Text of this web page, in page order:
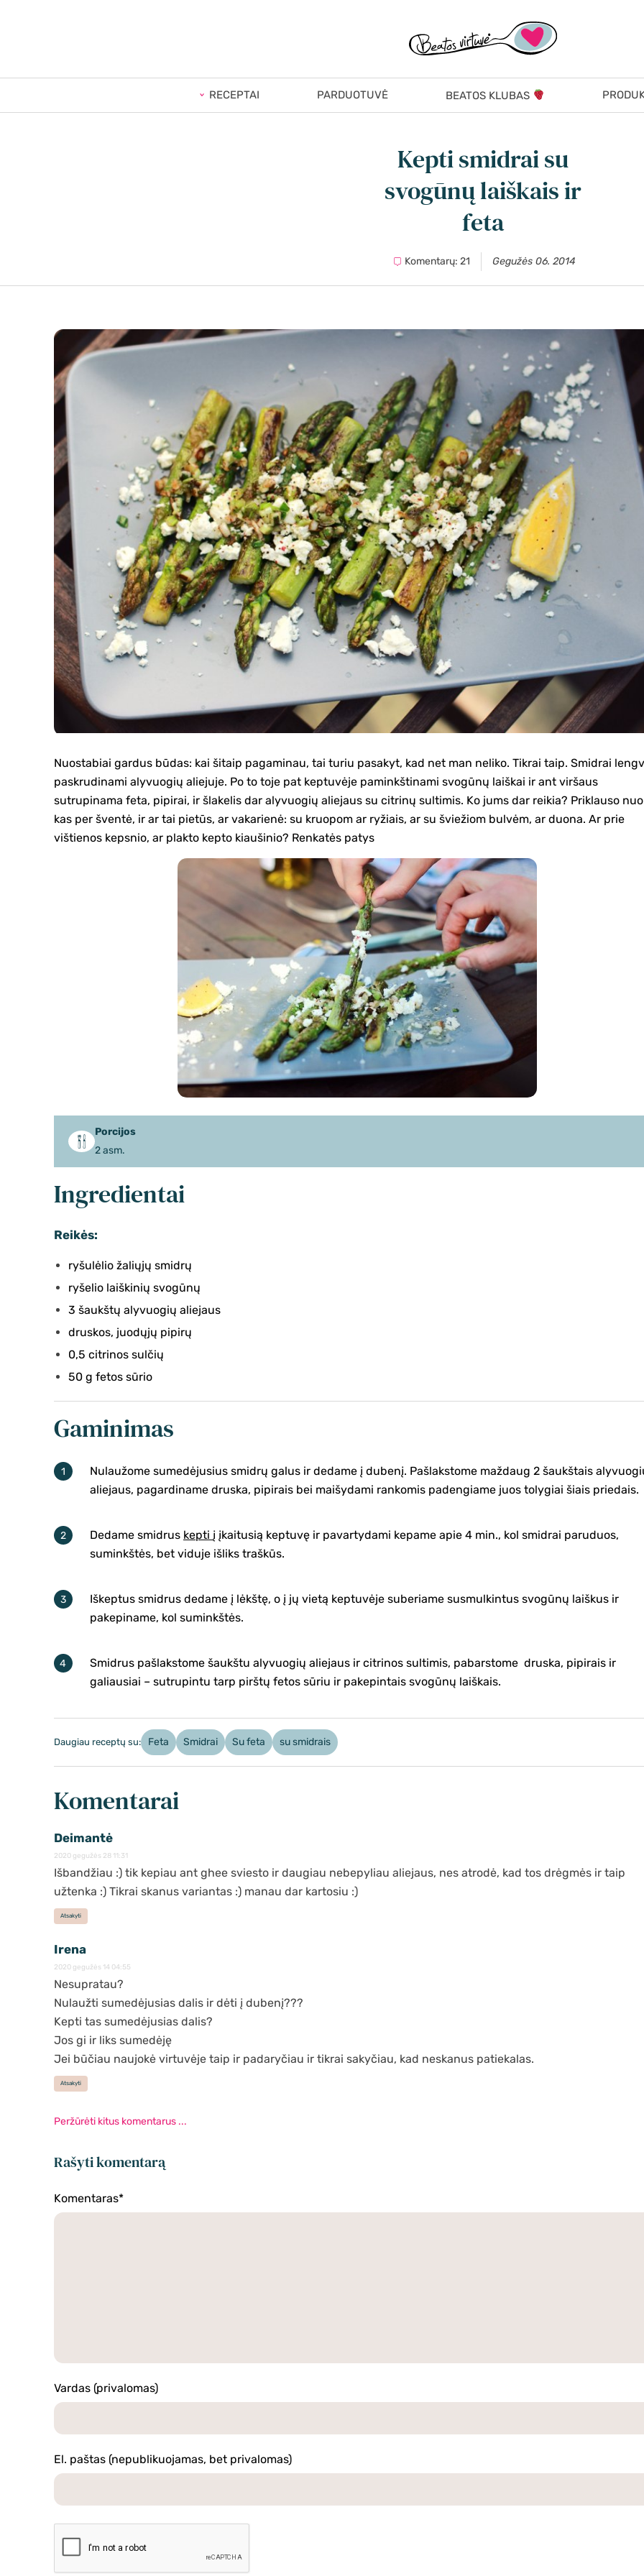
RECEPTAI PARDUOTUVĖ BEATOS KLUBAS
Kepti smidrai su
svogūnų laiškais ir
feta
Komentarų: 21 Gegužės 06. 2014
Nuostabiai gardus būdas: kai šitaip pagaminau, tai turiu pasakyt, kad net man neliko. Tikrai taip. Smidrai
paskrudinami alyvuogių aliejuje. Po to toje pat keptuvėje paminkštinami svogūnų laiškai ir ant viršaus
sutrupinama feta, pipirai, ir šlakelis dar alyvuogių aliejaus su citrinų sultimis. Ko jums dar reikia? Priklauso
kas per šventė, ir ar tai pietūs, ar vakarienė: su kruopom ar ryžiais, ar su šviežiom bulvėm, ar duona. Ar prie
vištienos kepsnio, ar plakto kepto kiaušinio? Renkatės patys
Porcijos
2 asm.
Ingredientai
Reikės:
ryšulėlio žaliųjų smidrų
ryšelio laiškinių svogūnų
3 šaukštų alyvuogių aliejaus
druskos, juodųjų pipirų
0,5 citrinos sulčių
50 g fetos sūrio
Gaminimas
Nulaužome sumedėjusius smidrų galus ir dedame į dubenį. Pašlakstome maždaug 2 šaukštais
aliejaus, pagardiname druska, pipirais bei maišydami rankomis padengiame juos tolygiai šiais priedais.
Dedame smidrus kepti į įkaitusią keptuvę ir pavartydami kepame apie 4 min., kol smidrai paruduos,
suminkštės, bet viduje išliks traškūs.
Iškeptus smidrus dedame į lėkštę, o į jų vietą keptuvėje suberiame susmulkintus svogūnų laiškus ir
pakepiname, kol suminkštės.
Smidrus pašlakstome šaukštu alyvuogių aliejaus ir citrinos sultimis, pabarstome druska, pipirais ir
galiausiai – sutrupintu tarp pirštų fetos sūriu ir pakepintais svogūnų laiškais.
Daugiau receptų su: Feta Smidrai Su feta su smidrais
Komentarai
Deimantė
2020 gegužės 28 11:31
Išbandžiau :) tik kepiau ant ghee sviesto ir daugiau nebepyliau aliejaus, nes atrodė, kad tos drėgmės ir taip
užtenka :) Tikrai skanus variantas :) manau dar kartosiu :)
Atsakyti
Irena
2020 gegužės 14 04:55
Nesupratau?
Nulaužti sumedėjusias dalis ir dėti į dubenį???
Kepti tas sumedėjusias dalis?
Jos gi ir liks sumedėję
Jei būčiau naujokė virtuvėje taip ir padaryčiau ir tikrai sakyčiau, kad neskanus patiekalas.
Atsakyti
Peržūrėti kitus komentarus ...
Rašyti komentarą
Komentaras*
Vardas (privalomas)
El. paštas (nepublikuojamas, bet privalomas)